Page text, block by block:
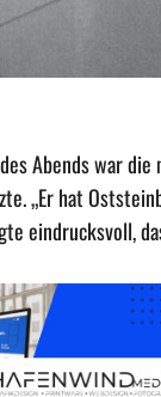
Abends war
„Er hat
eindrucksvoll,